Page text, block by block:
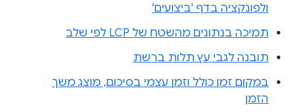
ולפונקציה בדף 'ביצועים'
תמיכה בנתונים מהשטח של LCP לפי שלב
תובנה לגבי עץ תלות ברשת
במקום זמן כולל וזמן עצמי בסיכום, מוצג משך
הזמן